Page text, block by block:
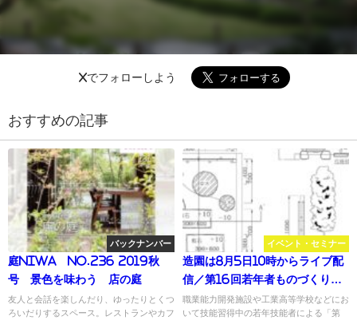
Xでフォローしよう
おすすめの記事
バックナンバー
庭NIWA No.236 2019秋
号 景色を味わう 店の庭
友人と会話を楽しんだり、ゆったりとくつ
ろいだりするスペース。レストランやカフ
イベント・セミナー
造園は8月5日10時からライブ配
信／第16回若年者ものづくり競
技大会
職業能力開発施設や工業高等学校などにお
いて技能習得中の若年技能者による「第